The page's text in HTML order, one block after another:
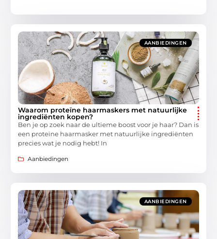
AANBIEDINGEN
Waarom proteïne haarmaskers met natuurlijke
ingrediënten kopen?
Ben je op zoek naar de ultieme boost voor je haar? Dan is
een proteïne haarmasker met natuurlijke ingrediënten
precies wat je nodig hebt! In
Aanbiedingen
AANBIEDINGEN